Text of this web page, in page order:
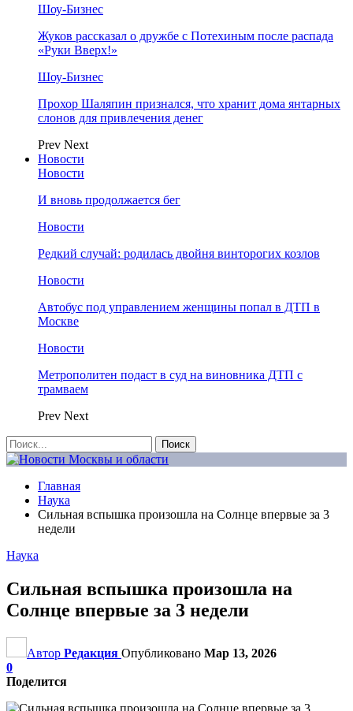
Шоу-Бизнес
Жуков рассказал о дружбе с Потехиным после распада
«Руки Вверх!»
Шоу-Бизнес
Прохор Шаляпин признался, что хранит дома янтарных
слонов для привлечения денег
Prev Next
Новости
Новости
И вновь продолжается бег
Новости
Редкий случай: родилась двойня винторогих козлов
Новости
Автобус под управлением женщины попал в ДТП в
Москве
Новости
Метрополитен подаст в суд на виновника ДТП с
трамваем
Prev Next
Главная
Наука
Сильная вспышка произошла на Солнце впервые за 3
недели
Наука
Сильная вспышка произошла на
Солнце впервые за 3 недели
Автор Редакция Опубликовано Мар 13, 2026
0
Поделится